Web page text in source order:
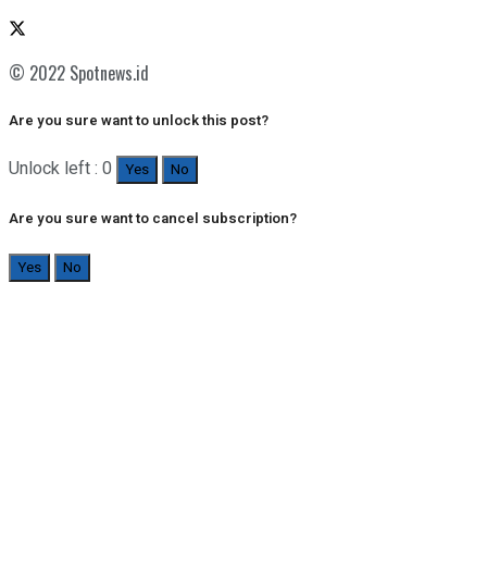
© 2022 Spotnews.id
Are you sure want to unlock this post?
Unlock left : 0 Yes No
Are you sure want to cancel subscription?
Yes No